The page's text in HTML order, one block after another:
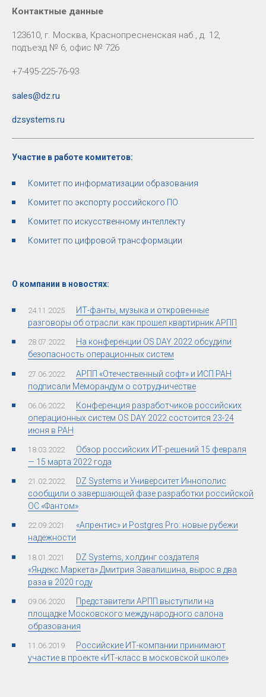
Контактные данные
123610, г. Москва, Краснопресненская наб., д. 12,
подъезд № 6, офис № 726
+7-495-225-76-93
sales@dz.ru
dzsystems.ru
Участие в работе комитетов:
Комитет по информатизации образования
Комитет по экспорту российского ПО
Комитет по искусственному интеллекту
Комитет по цифровой трансформации
О компании в новостях:
24.11.2025
ИТ-фанты, музыка и откровенные
разговоры об отрасли: как прошел квартирник АРПП
28.07.2022
На конференции OS DAY 2022 обсудили
безопасность операционных систем
27.06.2022
АРПП «Отечественный софт» и ИСП РАН
подписали Меморандум о сотрудничестве
06.06.2022
Конференция разработчиков российских
операционных систем OS DAY 2022 состоится 23-24
июня в РАН
18.03.2022
Обзор российских ИТ-решений 15 февраля
— 15 марта 2022 года
21.02.2022
DZ Systems и Университет Иннополис
сообщили о завершающей фазе разработки российской
ОС «Фантом»
22.09.2021
«Апрентис» и Postgres Pro: новые рубежи
надежности
18.01.2021
DZ Systems, холдинг создателя
«Яндекс.Маркета» Дмитрия Завалишина, вырос в два
раза в 2020 году
09.06.2020
Представители АРПП выступили на
площадке Московского международного салона
образования
11.06.2019
Российские ИТ-компании принимают
участие в проекте «ИТ-класс в московской школе»